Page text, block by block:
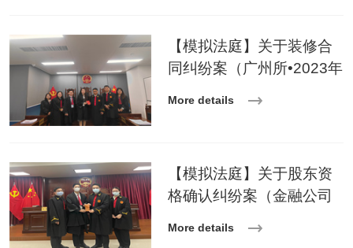
【模拟法庭】关于装修合
同纠纷案（广州所•2023年
More details
【模拟法庭】关于股东资
格确认纠纷案（金融公司
More details